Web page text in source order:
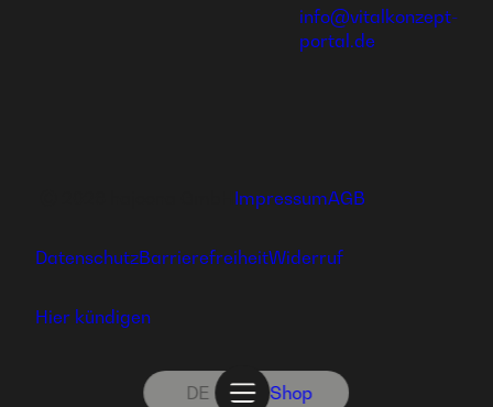
DE Shop
info@vitalkonzept-
portal.de
ImpressumAGB
DatenschutzBarrierefreiheitWiderruf
Hier kündigen